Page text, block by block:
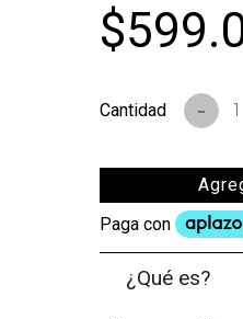
$599.
－
¿Qué es?